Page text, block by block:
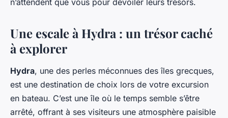
n’attendent que vous pour dévoiler leurs trésors.
Une escale à Hydra : un trésor caché
à explorer
Hydra, une des perles méconnues des îles grecques,
est une destination de choix lors de votre excursion
en bateau. C’est une île où le temps semble s’être
arrêté, offrant à ses visiteurs une atmosphère paisible